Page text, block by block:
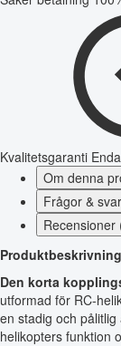
Kvalitetsgaranti
Om denna
Frågor & svar
Recensioner
Den korta
utformad för RC-
en stadig och
helikopters funktion